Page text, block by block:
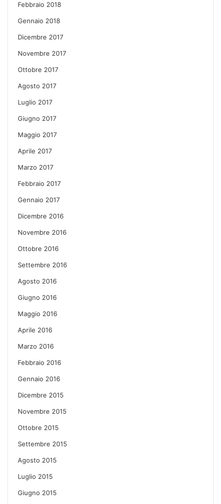
Febbraio 2018
Gennaio 2018
Dicembre 2017
Novembre 2017
Ottobre 2017
Agosto 2017
Luglio 2017
Giugno 2017
Maggio 2017
Aprile 2017
Marzo 2017
Febbraio 2017
Gennaio 2017
Dicembre 2016
Novembre 2016
Ottobre 2016
Settembre 2016
Agosto 2016
Giugno 2016
Maggio 2016
Aprile 2016
Marzo 2016
Febbraio 2016
Gennaio 2016
Dicembre 2015
Novembre 2015
Ottobre 2015
Settembre 2015
Agosto 2015
Luglio 2015
Giugno 2015